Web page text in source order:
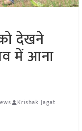
देखने
में आना
Krishak Jagat